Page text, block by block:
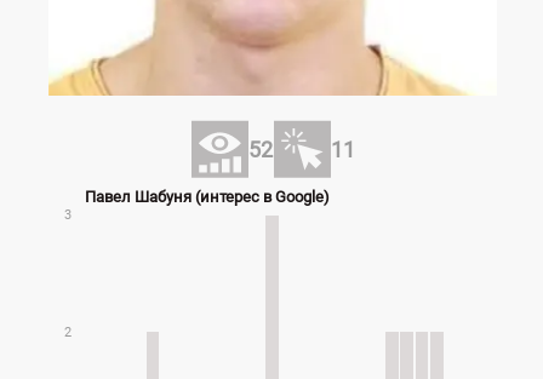
52 11
Павел Шабуня (интерес в Google)
2
3